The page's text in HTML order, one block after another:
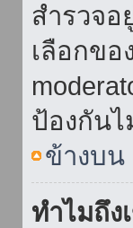
สำรวจ
เลือกข
ป้องกัน
ข้างบน
ทำไมถึง